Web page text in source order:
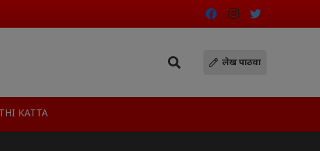
लेख पाठवा
KATTA